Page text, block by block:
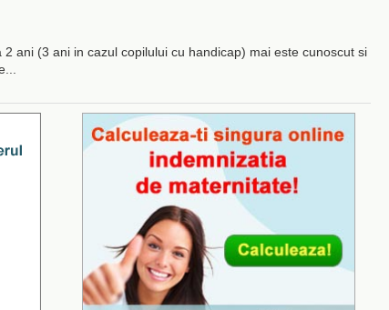
ani (3 ani in cazul copilului cu handicap) mai este cunoscut si